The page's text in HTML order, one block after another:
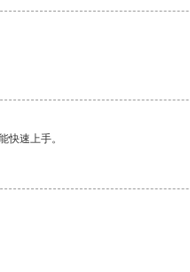
快速上手。